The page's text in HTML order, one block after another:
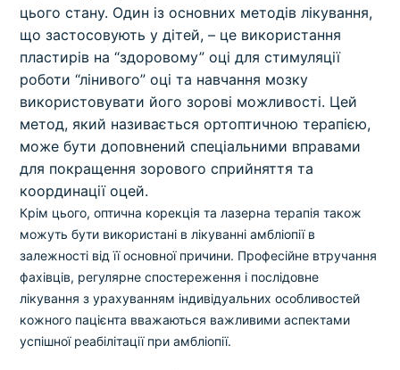
цього стану. Один із основних методів лікування,
що застосовують у дітей, – це використання
пластирів на “здоровому” оці для стимуляції
роботи “лінивого” оці та навчання мозку
використовувати його зорові можливості. Цей
метод, який називається ортоптичною терапією,
може бути доповнений спеціальними вправами
для покращення зорового сприйняття та
координації оцей.
Крім цього, оптична корекція та лазерна терапія також
можуть бути використані в лікуванні амбліопії в
залежності від її основної причини. Професійне втручання
фахівців, регулярне спостереження і послідовне
лікування з урахуванням індивідуальних особливостей
кожного пацієнта вважаються важливими аспектами
успішної реабілітації при амбліопії.